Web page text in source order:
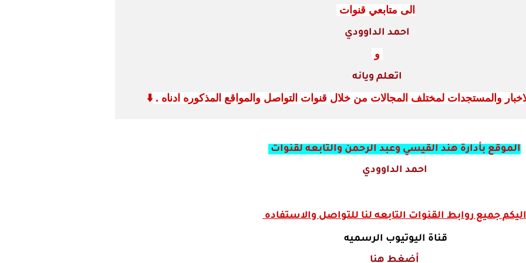
الى متابعي قنوات
احمد الداوودي
و
اتعلم ويانه
والمستجدات لمختلف المجالات من خلال قنوات التواصل والمواقع المذكوره ادناه .⬇️
الموقع بأدارة هند القيسي وعبد الرحمن والتابعه لقنوات
احمد الداوودي
اليكم جميع روابط القنوات التابعه لنا للتواصل والاستفاده
قناة اليوتيوب الرسميه
أضغط هنا